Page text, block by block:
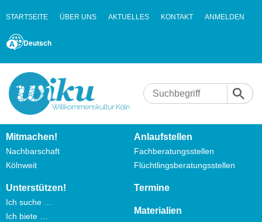
STARTSEITE ÜBER UNS AKTUELLES KONTAKT ANMELDEN
Deutsch
Mitmachen!
Nachbarschaft
Kölnweit
Anlaufstellen
Fachberatungsstellen
Flüchtlingsberatungsstellen
Unterstützen!
Ich suche …
Ich biete …
Termine
Materialien